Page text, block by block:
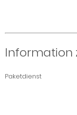
Information
Paketdienst